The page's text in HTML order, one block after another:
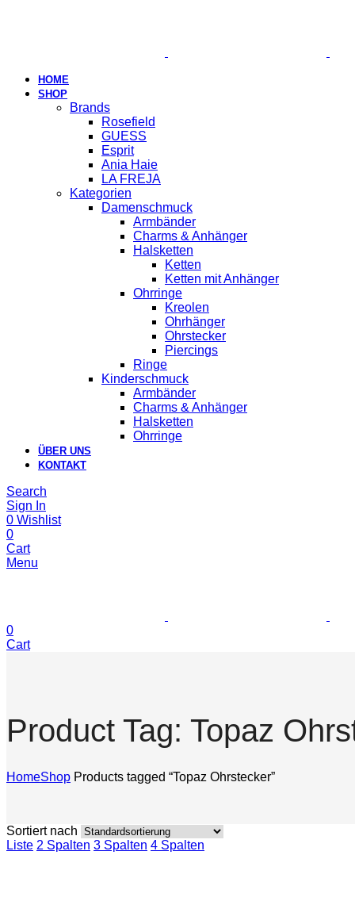
HOME
SHOP
Brands
Rosefield
GUESS
Esprit
Ania Haie
LA FREJA
Kategorien
Damenschmuck
Armbänder
Charms & Anhänger
Halsketten
Ketten
Ketten mit Anhänger
Ohrringe
Kreolen
Ohrhänger
Ohrstecker
Piercings
Ringe
Kinderschmuck
Armbänder
Charms & Anhänger
Halsketten
Ohrringe
ÜBER UNS
KONTAKT
Search
Sign In
0 Wishlist
0
Cart
Menu
0
Cart
Product Tag: Topaz
HomeShop Products tagged “Topaz Ohrstecker”
Sortiert nach
Liste 2 Spalten 3 Spalten 4 Spalten